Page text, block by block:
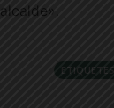
alcalde».
ETIQUETES